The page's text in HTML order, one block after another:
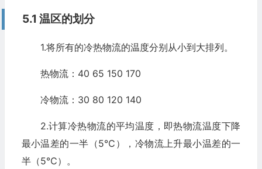
5.1 温区的划分
1.将所有的冷热物流的温度分别从小到大排列。
热物流：40 65 150 170
冷物流：30 80 120 140
2.计算冷热物流的平均温度，即热物流温度下降
最小温差的一半（5℃），冷物流上升最小温差的一
半（5℃）。